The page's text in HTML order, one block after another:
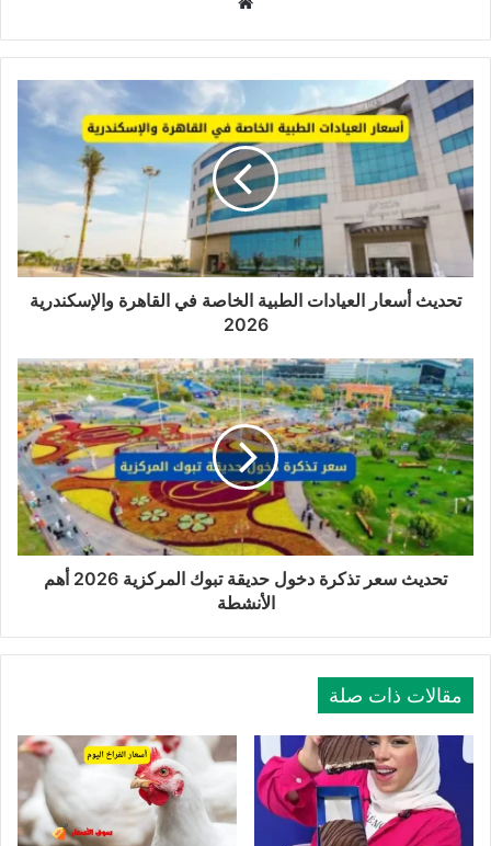
تحديث أسعار العيادات الطبية الخاصة في القاهرة والإسكندرية
2026
تحديث سعر تذكرة دخول حديقة تبوك المركزية 2026 أهم
الأنشطة
مقالات ذات صلة